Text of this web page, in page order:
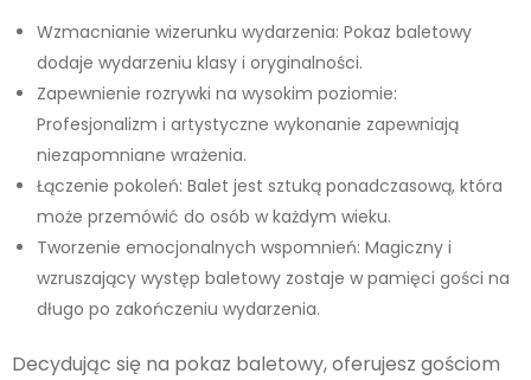
Wzmacnianie wizerunku wydarzenia: Pokaz baletowy
dodaje wydarzeniu klasy i oryginalności.
Zapewnienie rozrywki na wysokim poziomie:
Profesjonalizm i artystyczne wykonanie zapewniają
niezapomniane wrażenia.
Łączenie pokoleń: Balet jest sztuką ponadczasową, która
może przemówić do osób w każdym wieku.
Tworzenie emocjonalnych wspomnień: Magiczny i
wzruszający występ baletowy zostaje w pamięci gości na
długo po zakończeniu wydarzenia.
Decydując się na pokaz baletowy, oferujesz gościom